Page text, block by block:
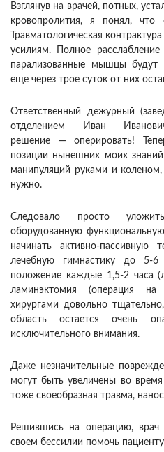
Взглянув на врачей, потных,
кровопролития, я понял,
Травматологическая
усилиям. Полное
парализованные мышцы
еще через трое суток от них
Ответственный дежурный
отделением Иван
решение — оперировать!
позиции нынешних моих
манипуляций руками и
нужно.
Следовало просто
оборудованную
начинать активно-
лечебную гимнастику до 5-
положение каждые 1,5-2 часа
ламинэктомия (операция на
хирургами довольно
область остается очень
исключительного внимания.
Даже незначительные
могут быть увеличены во
тоже своеобразная травма,
Решившись на операцию,
своем бессилии помочь